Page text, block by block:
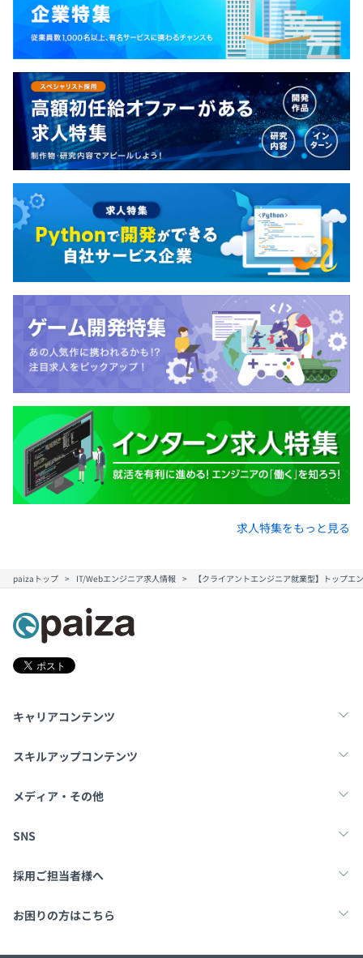
ユーザー様に、より面白いコンテンツを提供するため、ス
ピード感とクオリティの両方を維持しつつ、新人であって
意。その上で同じチーム内で先輩社員がマンツーマンでフ
ォローをしてくれる「ブラザー制度」を用意するなど、し
っかりとしたサポート体制の上でパフォーマンスが出せる
ようにしています。
求人特集をもっと見る
paizaトップ IT/Webエンジニア求人情報 【クライアントエンジニア就業型】トップ
キャリアコンテンツ
転職・キャリア
スキルアップコンテンツ
学習
メディア・その他
Tech Team Journal
SNS
X
採用ご担当者様へ
採用・教育をお考えの企業様へ
お困りの方はこちら
paizaとは？ お問い合わせ・FAQ